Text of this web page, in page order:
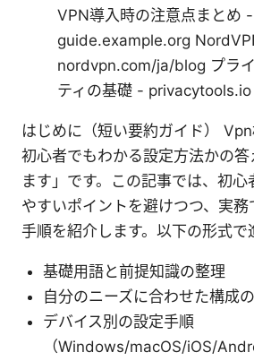
VPN導入時の注意点まとめ
guide.example.org
nordvpn.com/ja/blog プラ
ティの基礎 - privacytools.io
はじめに（短い要約ガイド）
初心者でもわかる設定方法かの
ます」です。この記事では、初心
やすいポイントを避けつつ、実務
手順を紹介します。以下の形式で
基礎用語と前提知識の整理
自分のニーズに合わせた構成
デバイス別の設定手順
（Windows/macOS/iOS/